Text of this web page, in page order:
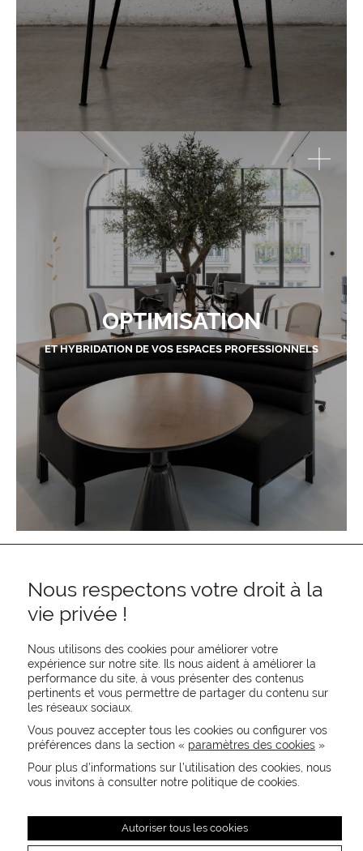
OPTIMISATION
ET HYBRIDATION DE VOS ESPACES PROFESSIONNELS
REJOIGNEZ-NOUS
CONTACTEZ-NOUS
NEWSLETTER
Recevez les actualités MOORE en exclusivité
Nous respectons votre droit à la
vie privée !
Nous utilisons des cookies pour améliorer votre
expérience sur notre site. Ils nous aident à améliorer la
performance du site, à vous présenter des contenus
pertinents et vous permettre de partager du contenu sur
les réseaux sociaux.
Vous pouvez accepter tous les cookies ou configurer vos
préférences dans la section « paramètres des cookies »
Pour plus d’informations sur l’utilisation des cookies, nous
vous invitons à consulter notre politique de cookies.
Autoriser tous les cookies